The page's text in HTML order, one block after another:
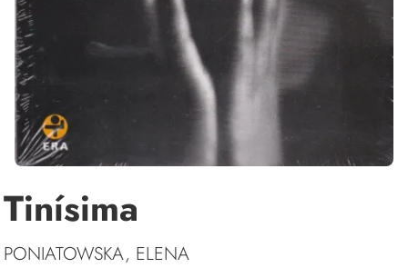
Tinísima
PONIATOWSKA, ELENA